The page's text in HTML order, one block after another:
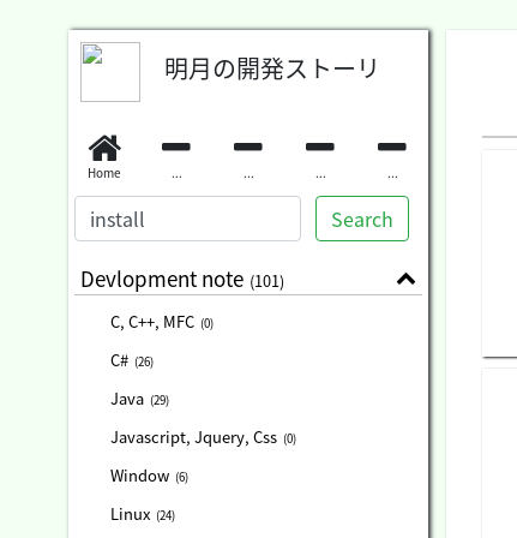
明月の開発ストーリ
Home ... ... ... ...
Search
Devlopment note (101)
C, C++, MFC (0)
C# (26)
Java (29)
Javascript, Jquery, Css (0)
Window (6)
Linux (24)